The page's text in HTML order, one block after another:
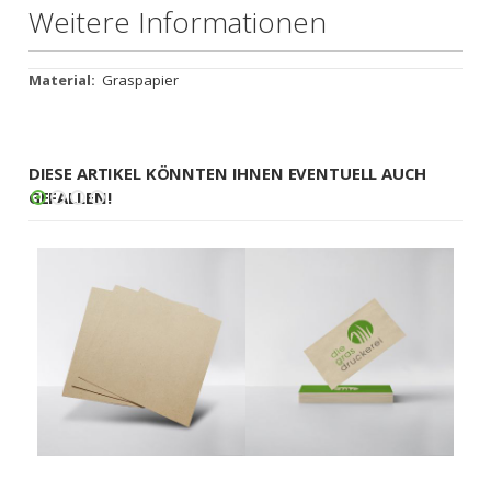
Weitere Informationen
Weitere
Graspapier
DIESE ARTIKEL KÖNNTEN IHNEN EVENTUELL AUCH
GEFALLEN!